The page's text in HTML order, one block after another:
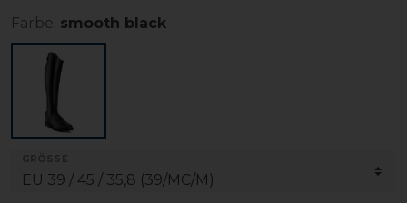
Farbe: smooth black